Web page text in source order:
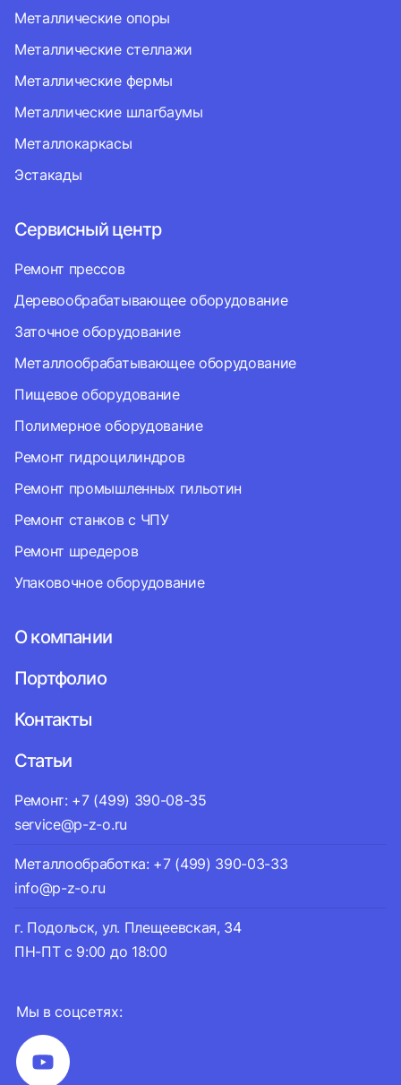
Мы в соцсетях:
Металлические опоры
Металлические стеллажи
Металлические фермы
Металлические шлагбаумы
Металлокаркасы
Эстакады
Сервисный центр
Ремонт прессов
Деревообрабатывающее оборудование
Заточное оборудование
Металлообрабатывающее оборудование
Пищевое оборудование
Полимерное оборудование
Ремонт гидроцилиндров
Ремонт промышленных гильотин
Ремонт станков с ЧПУ
Ремонт шредеров
Упаковочное оборудование
О компании
Портфолио
Контакты
Статьи
Ремонт: +7 (499) 390-08-35
service@p-z-o.ru
Металлообработка: +7 (499) 390-03-33
info@p-z-o.ru
г. Подольск, ул. Плещеевская, 34
ПН-ПТ с 9:00 до 18:00